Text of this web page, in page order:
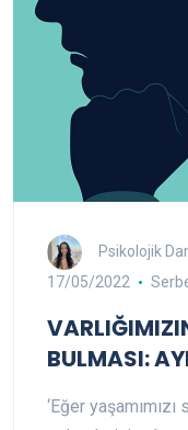
Psikolojik
17/05/2022
BULMASI:
‘Eğer